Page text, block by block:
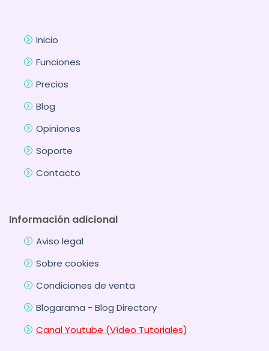
Inicio
Funciones
Precios
Blog
Opiniones
Soporte
Contacto
Información adicional
Aviso legal
Sobre cookies
Condiciones de venta
Blogarama - Blog Directory
Canal Youtube (Vídeo Tutoriales)